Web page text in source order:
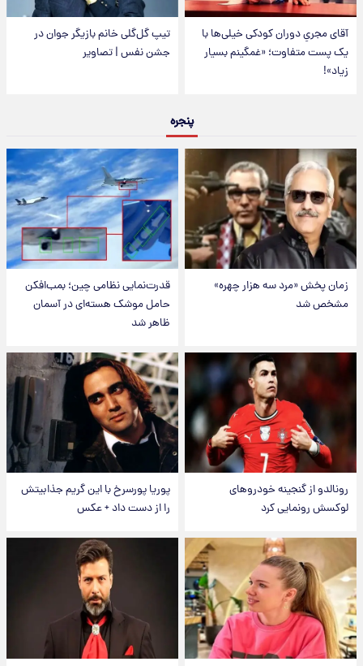
آقای مجریِ دوران کودکی خیلی‌ها با
یک پست متفاوت؛ «غمگینم بسیار
زیاد»!
تیپ گل‌گلی خانم بازیگر جوان در
جشن نفس | تصاویر
پنجره
زمان پخش «مرد سه هزار چهره»
مشخص شد
قدرت‌نمایی نظامی چین؛ بمب‌افکن
حامل موشک هسته‌ای در آسمان
ظاهر شد
رونالدو از گنجینه خودروهای
لوکسش رونمایی کرد
پوریا پورسرخ با این گریم جذابیتش
را از دست داد + عکس